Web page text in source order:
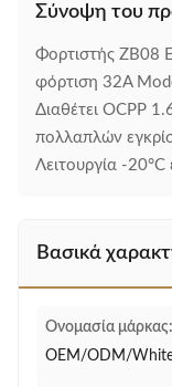
Σύνοψη του
Φορτιστής ZB08
φόρτιση 32A
Διαθέτει OCPP
πολλαπλών
Λειτουργία -
Βασικά
Ονομασία μάρκας:
OEM/ODM/